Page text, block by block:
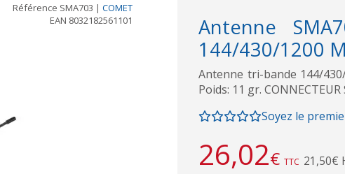
Référence SMA703 | COMET
EAN 8032182561101
Antenne
144/430/1200
Antenne tri-bande 144/
Poids: 11 gr. CONNECTEUR
Soyez le
26,02€ TTC 21,50€